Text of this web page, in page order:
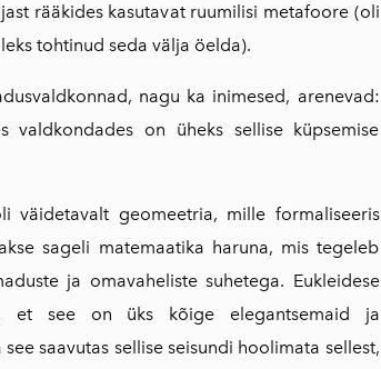
rääkides kasutavat ruumilisi metafoore (oli
tohtinud seda välja öelda).
nagu ka inimesed, arenevad:
valdkondades on üheks sellise küpsemise
väidetavalt geo­meetria, mille formaliseeris
sageli matemaatika haruna, mis tegeleb
ja omavaheliste suhe­tega. Eukleidese
et see on üks kõige elegantsemaid ja
saavutas sellise seisundi hoolimata sellest,